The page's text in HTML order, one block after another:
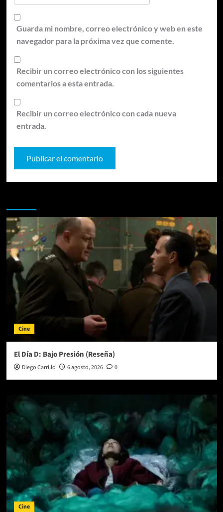
Guarda mi nombre, correo electrónico y web en este
navegador para la próxima vez que comente.
Recibir un correo electrónico con los siguientes
comentarios a esta entrada.
Recibir un correo electrónico con cada nueva
entrada.
Cine
El Día D: Bajo Presión (Reseña)
Diego Carrillo 6 agosto, 2026 0
Cine